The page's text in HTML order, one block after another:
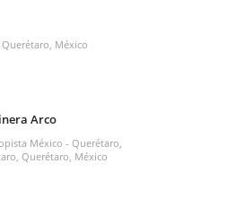
Querétaro, México
Arco
México - Querétaro,
Querétaro, México